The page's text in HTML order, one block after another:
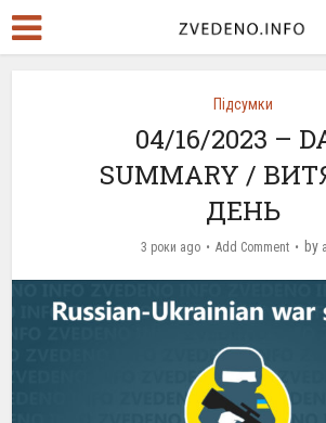
Підсумки
04/16/2023 –
SUMMARY /
ДЕНЬ
3 роки ago Add Comment by